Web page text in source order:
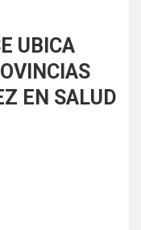
UBICA
EN SALUD